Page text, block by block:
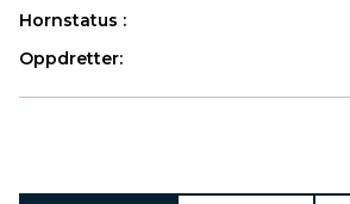
Hornstatus :
Oppdretter: